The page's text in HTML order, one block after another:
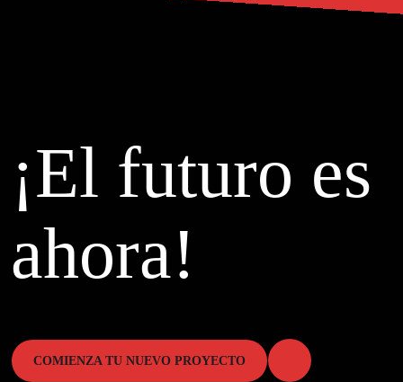
¡El futuro es
ahora!
COMIENZA TU NUEVO PROYECTO